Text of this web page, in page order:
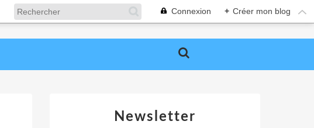
Connexion + Créer mon blog
Newsletter